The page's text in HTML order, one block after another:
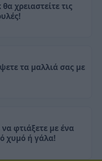
θα χρειαστείτε τις
τα μαλλιά σας με
να φτιάξετε με ένα
χυμό ή γάλα!